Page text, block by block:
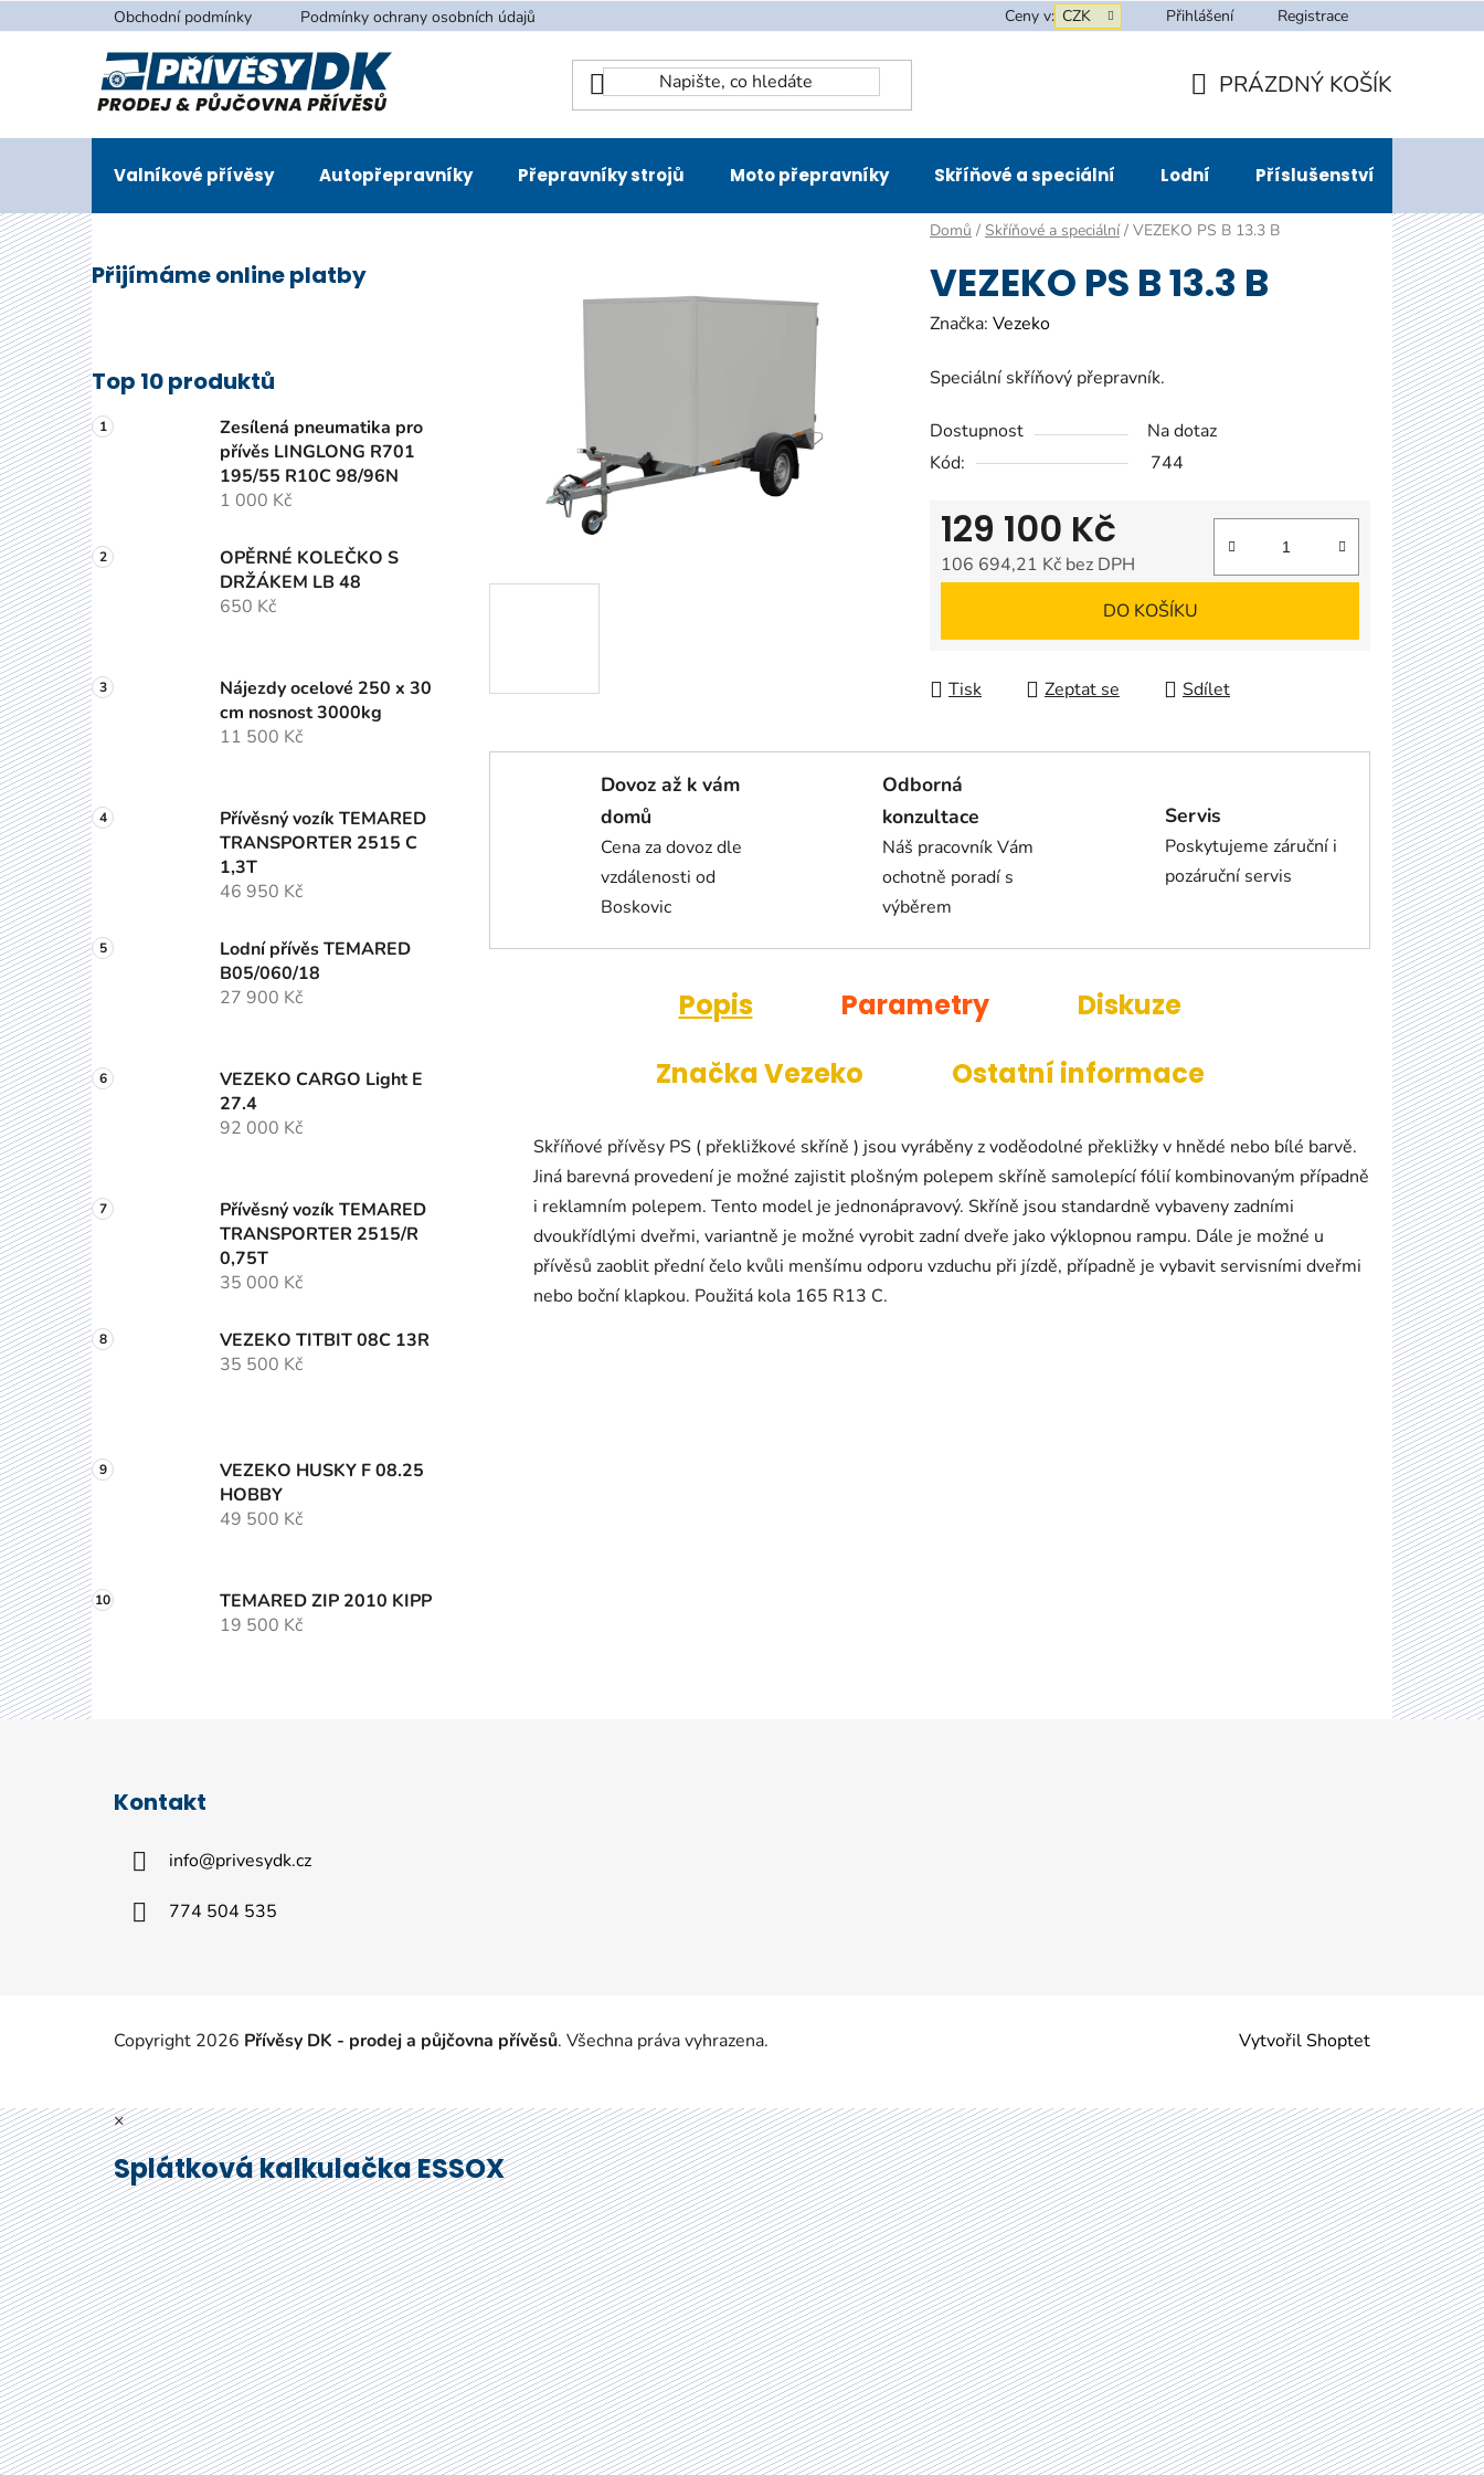
na
Obchodní podmínky Podmínky ochrany osobních údajů Ceny v: CZK Přihlášení Registrace
KOŠÍK
PRÁZDNÝ KOŠÍK
Valníkové přívěsy Autopřepravníky Přepravníky strojů Moto přepravníky Skříňové a speciální Lodní Příslušenství
Domů / Skříňové a speciální / VEZEKO PS B 13.3 B
P
o
s
t
r
a
n
n
í
p
a
n
e
l
Přijímáme online platby
Top 10 produktů
Zesílená pneumatika pro
přívěs LINGLONG R701
195/55 R10C 98/96N
1 000 Kč
OPĚRNÉ KOLEČKO S
DRŽÁKEM LB 48
650 Kč
Nájezdy ocelové 250 x 30
cm nosnost 3000kg
11 500 Kč
Přívěsný vozík TEMARED
TRANSPORTER 2515 C
1,3T
46 950 Kč
Lodní přívěs TEMARED
B05/060/18
27 900 Kč
VEZEKO CARGO Light E
27.4
92 000 Kč
Přívěsný vozík TEMARED
TRANSPORTER 2515/R
0,75T
35 000 Kč
VEZEKO TITBIT 08C 13R
35 500 Kč
VEZEKO HUSKY F 08.25
HOBBY
49 500 Kč
TEMARED ZIP 2010 KIPP
19 500 Kč
VEZEKO PS B 13.3 B
Značka: Vezeko
Speciální skříňový přepravník.
Dostupnost
Na dotaz
Kód:
744
129 100 Kč
106 694,21 Kč bez DPH
DO KOŠÍKU
Tisk Zeptat se Sdílet
Dovoz až k vám
domů
Cena za dovoz dle
vzdálenosti od
Boskovic
Odborná
konzultace
Náš pracovník Vám
ochotně poradí s
výběrem
Servis
Poskytujeme záruční i
pozáruční servis
Popis Parametry
Diskuze
ZnačkaVezeko Ostatní informace
Skříňové přívěsy PS ( překližkové skříně ) jsou vyráběny z voděodolné překližky v hnědé nebo bílé barvě.
Jiná barevná provedení je možné zajistit plošným polepem skříně samolepící fólií kombinovaným případně
i reklamním polepem. Tento model je jednonápravový. Skříně jsou standardně vybaveny zadními
dvoukřídlými dveřmi, variantně je možné vyrobit zadní dveře jako výklopnou rampu. Dále je možné u
přívěsů zaoblit přední čelo kvůli menšímu odporu vzduchu při jízdě, případně je vybavit servisními dveřmi
nebo boční klapkou. Použitá kola 165 R13 C.
Kontakt
info@privesydk.cz
774 504 535
Vytvořil Shoptet
Copyright 2026 Přívěsy DK - prodej a půjčovna přívěsů. Všechna práva vyhrazena.
×
Splátková kalkulačka ESSOX